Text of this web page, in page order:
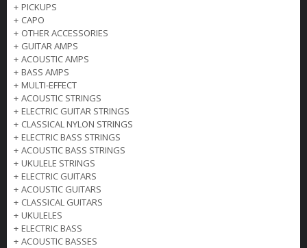
+ PICKUPS
+ CAPO
+ OTHER ACCESSORIES
+ GUITAR AMPS
+ ACOUSTIC AMPS
+ BASS AMPS
+ MULTI-EFFECT
+ ACOUSTIC STRINGS
+ ELECTRIC GUITAR STRINGS
+ CLASSICAL NYLON STRINGS
+ ELECTRIC BASS STRINGS
+ ACOUSTIC BASS STRINGS
+ UKULELE STRINGS
+ ELECTRIC GUITARS
+ ACOUSTIC GUITARS
+ CLASSICAL GUITARS
+ UKULELES
+ ELECTRIC BASS
+ ACOUSTIC BASSES